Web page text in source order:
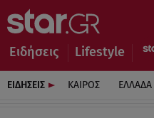
Ειδήσεις Lifestyle
ΕΙΔΗΣΕΙΣ ΚΑΙΡΟΣ ΕΛΛΑΔΑ